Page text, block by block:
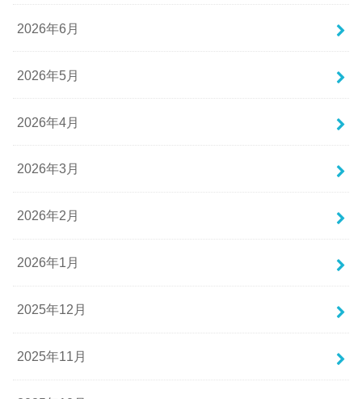
2026年6月
2026年5月
2026年4月
2026年3月
2026年2月
2026年1月
2025年12月
2025年11月